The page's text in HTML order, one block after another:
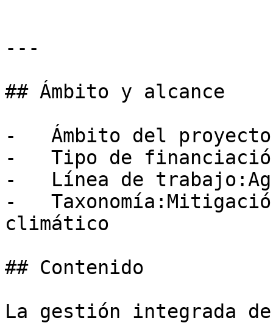
---
## Ámbito y alcance
-   Ámbito del
-   Tipo de
-   Línea de
-
climático
## Contenido
La gestión integrada